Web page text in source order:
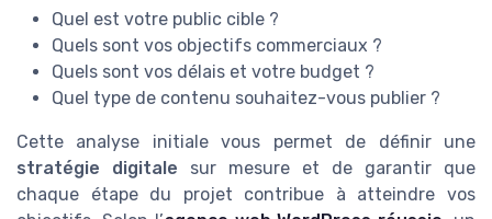
Quel est votre public cible ?
Quels sont vos objectifs commerciaux ?
Quels sont vos délais et votre budget ?
Quel type de contenu souhaitez-vous publier ?
Cette analyse initiale vous permet de définir une
stratégie digitale sur mesure et de garantir que
chaque étape du projet contribue à atteindre vos